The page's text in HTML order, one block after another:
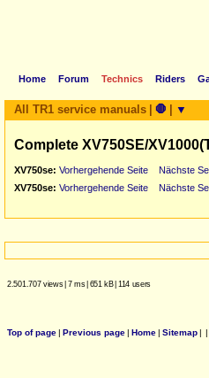
Home Forum Technics Riders
All TR1 service manuals 🛑 ▼
Complete XV750SE/
XV750se: Vorhergehende Seite Nächste
XV750se: Vorhergehende Seite Nächste
2.501.707 views| 7 ms| 651 kB| 114 users
Top of page| Previous page| Home| Sitemap| |